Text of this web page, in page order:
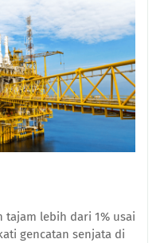
lebih dari 1% usai
gencatan senjata di